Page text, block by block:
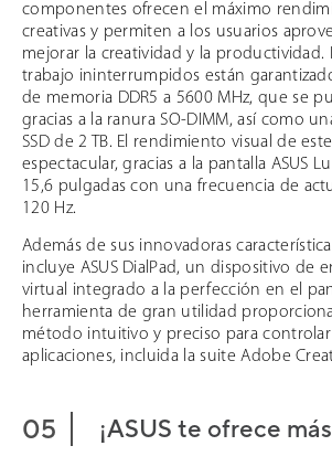
componentes ofrecen el máximo
creativas y permiten a los usuarios
mejorar la creatividad y la productividad.
trabajo ininterrumpidos están
de memoria DDR5 a 5600 MHz, que se
gracias a la ranura SO-DIMM, así como
SSD de 2 TB. El rendimiento visual de
espectacular, gracias a la pantalla ASUS
15,6 pulgadas con una frecuencia de
120 Hz.
Además de sus innovadoras
incluye ASUS DialPad, un dispositivo de
virtual integrado a la perfección en el
herramienta de gran utilidad
método intuitivo y preciso para
aplicaciones, incluida la suite Adobe
¡ASUS te ofrece